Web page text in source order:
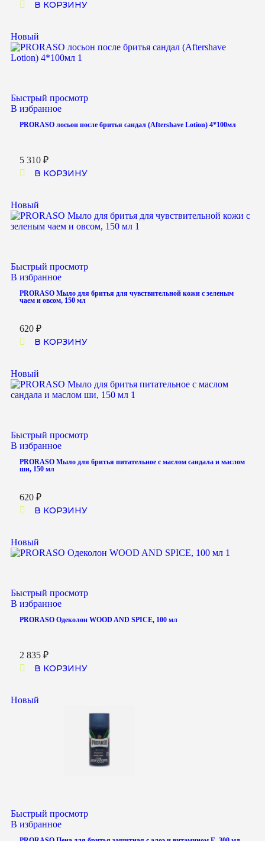
В КОРЗИНУ
Новый
Быстрый просмотр
В избранное
PRORASO лосьон после бритья сандал (Aftershave Lotion) 4*100мл
5 310 ₽
В КОРЗИНУ
Новый
Быстрый просмотр
В избранное
PRORASO Мыло для бритья для чувствительной кожи с зеленым
чаем и овсом, 150 мл
620 ₽
В КОРЗИНУ
Новый
Быстрый просмотр
В избранное
PRORASO Мыло для бритья питательное с маслом сандала и маслом
ши, 150 мл
620 ₽
В КОРЗИНУ
Новый
Быстрый просмотр
В избранное
PRORASO Одеколон WOOD AND SPICE, 100 мл
2 835 ₽
В КОРЗИНУ
Новый
Быстрый просмотр
В избранное